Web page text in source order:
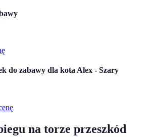
do zabawy dla kota Alex - Szary
na torze przeszkód